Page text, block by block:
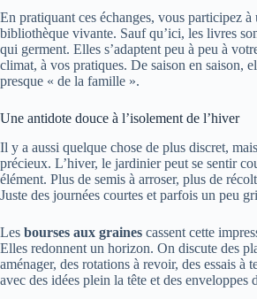
En pratiquant ces échanges, vous participez à
bibliothèque vivante. Sauf qu’ici, les livres
qui germent. Elles s’adaptent peu à peu à
climat, à vos pratiques. De saison en saison,
presque « de la famille ».
Une antidote douce à l’isolement de l’hiver
Il y a aussi quelque chose de plus discret,
précieux. L’hiver, le jardinier peut se sentir
élément. Plus de semis à arroser, plus de
Juste des journées courtes et parfois un peu
Les bourses aux graines cassent cette
Elles redonnent un horizon. On discute des
aménager, des rotations à revoir, des essais à
avec des idées plein la tête et des enveloppes